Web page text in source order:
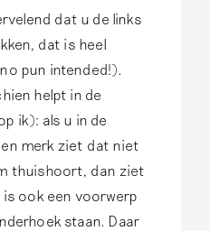
dat u de links
dat is heel
pun intended!).
helpt in de
ik): als u in de
merk ziet dat niet
thuishoort, dan ziet
ook een voorwerp
staan. Daar